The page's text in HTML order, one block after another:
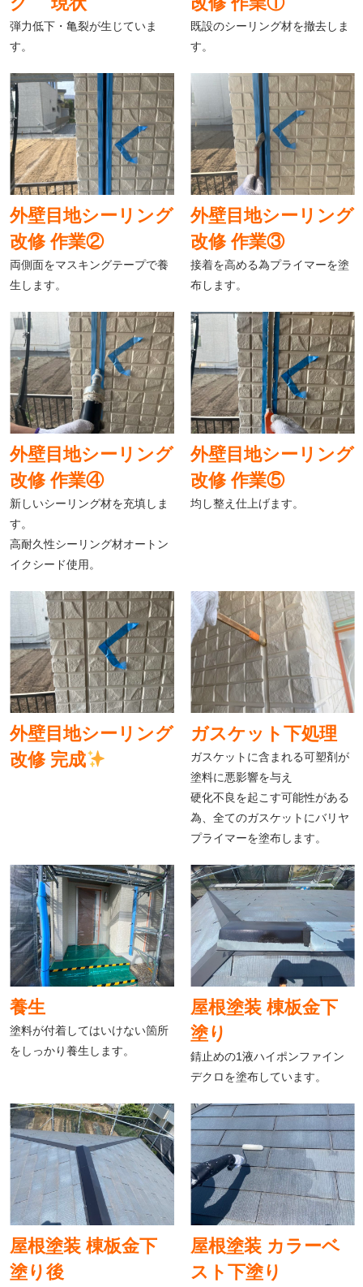
弾力低下・亀裂が生じていま
す。
既設のシーリング材を撤去しま
す。
外壁目地シーリング
改修 作業②
両側面をマスキングテープで養
生します。
外壁目地シーリング
改修 作業③
接着を高める為プライマーを塗
布します。
外壁目地シーリング
改修 作業④
新しいシーリング材を充填しま
す。
高耐久性シーリング材オートン
イクシード使用。
外壁目地シーリング
改修 作業⑤
均し整え仕上げます。
外壁目地シーリング
改修 完成
ガスケット下処理
ガスケットに含まれる可塑剤が
塗料に悪影響を与え
硬化不良を起こす可能性がある
為、全てのガスケットにバリヤ
プライマーを塗布します。
養生
塗料が付着してはいけない箇所
をしっかり養生します。
屋根塗装 棟板金下
塗り
錆止めの1液ハイポンファイン
デクロを塗布しています。
屋根塗装 棟板金下
塗り後
屋根塗装 カラーベ
スト下塗り